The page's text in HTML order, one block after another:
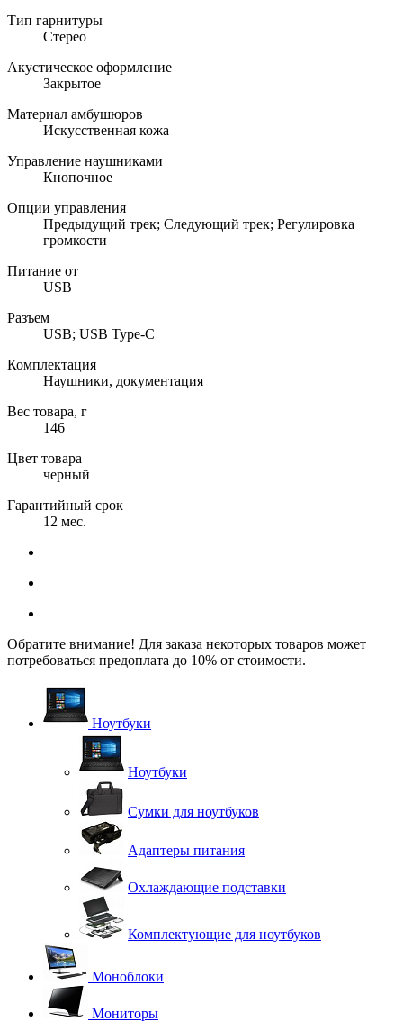
Тип гарнитуры
Стерео
Акустическое оформление
Закрытое
Материал амбушюров
Искусственная кожа
Управление наушниками
Кнопочное
Опции управления
Предыдущий трек; Следующий трек; Регулировка
громкости
Питание от
USB
Разъем
USB; USB Type-C
Комплектация
Наушники, документация
Вес товара, г
146
Цвет товара
черный
Гарантийный срок
12 мес.
Обратите внимание! Для заказа некоторых товаров может
потребоваться предоплата до 10% от стоимости.
Ноутбуки
Ноутбуки
Сумки для ноутбуков
Адаптеры питания
Охлаждающие подставки
Комплектующие для ноутбуков
Моноблоки
Мониторы